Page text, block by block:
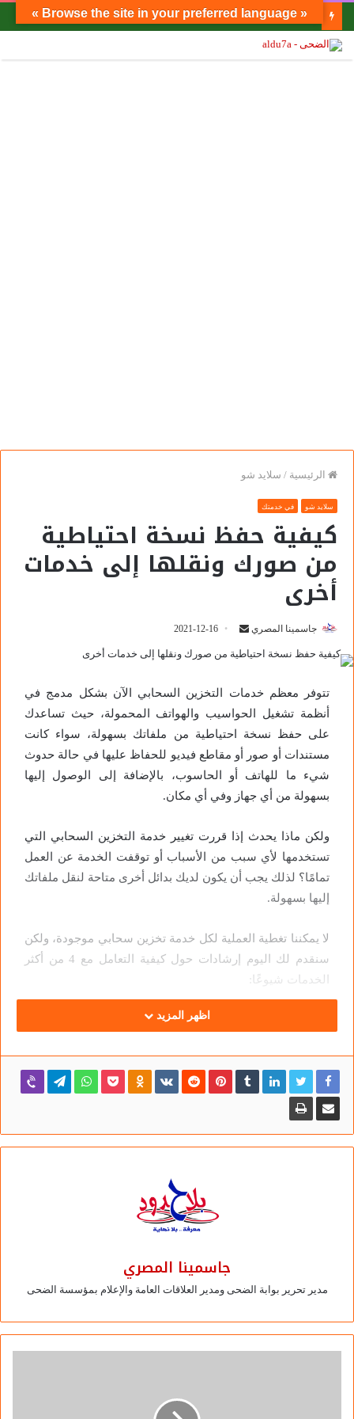
الدكتور فاروق الباز يكتب: نصنع غذاءنا بأنفسنا!
الرئيسية / سلايد شو
سلايد شو في خدمتك
كيفية حفظ نسخة احتياطية
من صورك ونقلها إلى خدمات
أخرى
جاسمينا المصري 2021-12-16
تتوفر معظم خدمات التخزين السحابي الآن بشكل مدمج في
أنظمة تشغيل الحواسيب والهواتف المحمولة، حيث تساعدك
على حفظ نسخة احتياطية من ملفاتك بسهولة، سواء كانت
مستندات أو صور أو مقاطع فيديو للحفاظ عليها في حالة حدوث
شيء ما للهاتف أو الحاسوب، بالإضافة إلى الوصول إليها
بسهولة من أي جهاز وفي أي مكان.
ولكن ماذا يحدث إذا قررت تغيير خدمة التخزين السحابي التي
تستخدمها لأي سبب من الأسباب أو توقفت الخدمة عن العمل
تمامًا؟ لذلك يجب أن يكون لديك بدائل أخرى متاحة لنقل ملفاتك
إليها بسهولة.
لا يمكننا تغطية العملية لكل خدمة تخزين سحابي موجودة، ولكن
سنقدم لك اليوم إرشادات حول كيفية التعامل مع 4 من أكثر
الخدمات شيوعًا:
1- خدمة صور جوجل:
تتيح لك جوجل تصدير بياناتك وتنزيلها في أي خدمة من خدماتها
بسهولة، والآن مع اقتراب موعد إنهاء ميزة النسخ الاحتياطي
المجاني غير المحدود في خدمة
فقد تتطلع إلى نقل الصور ومقاطع الفيديو الخاصة بك إلى خدمة
قم بتسجيل الدخول إلى حسابك في جوجل.
في الجهة اليسرى من الشاشة، اضغط على خيار (البيانات
كيفية نسخ صورك احتياطيًا ونقلها بين خدمات التخزين السحابية
في الصفحة التي ستظهر لك، سترى جميع تطبيقات وخدمات
اظهر المزيد
جاسمينا المصري
مدير تحرير بوابة الضحى ومدير العلاقات العامة والإعلام بمؤسسة الضحى
« Browse the site in your preferred language »